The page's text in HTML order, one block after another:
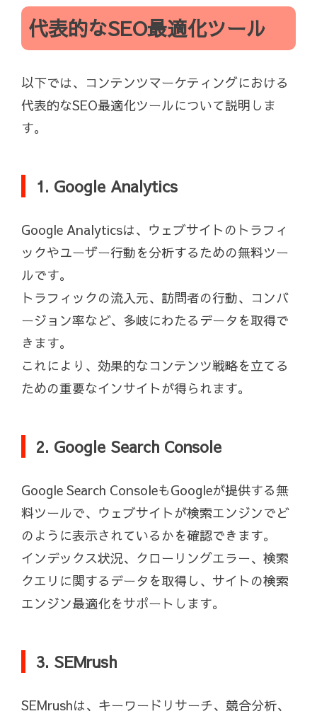
代表的なSEO最適化ツール
以下では、コンテンツマーケティングにおける
代表的なSEO最適化ツールについて説明しま
す。
1. Google Analytics
Google Analyticsは、ウェブサイトのトラフィ
ックやユーザー行動を分析するための無料ツー
ルです。
トラフィックの流入元、訪問者の行動、コンバ
ージョン率など、多岐にわたるデータを取得で
きます。
これにより、効果的なコンテンツ戦略を立てる
ための重要なインサイトが得られます。
2. Google Search Console
Google Search ConsoleもGoogleが提供する無
料ツールで、ウェブサイトが検索エンジンでど
のように表示されているかを確認できます。
インデックス状況、クローリングエラー、検索
クエリに関するデータを取得し、サイトの検索
エンジン最適化をサポートします。
3. SEMrush
SEMrushは、キーワードリサーチ、競合分析、